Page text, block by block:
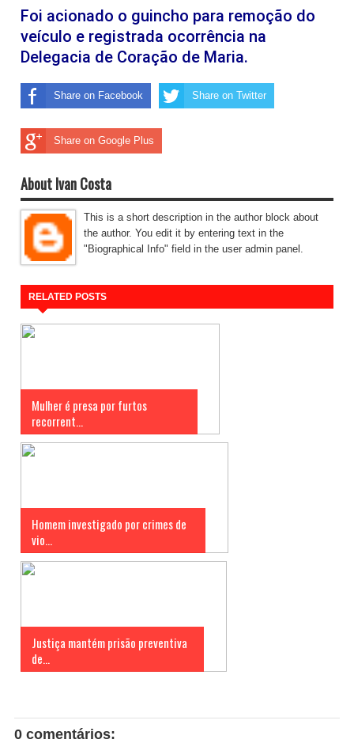
Foi acionado o guincho para remoção do
veículo e registrada ocorrência na
Delegacia de Coração de Maria.
Share on Facebook Share on Twitter
Share on Google Plus
About Ivan Costa
This is a short description in the author block about
the author. You edit it by entering text in the
"Biographical Info" field in the user admin panel.
RELATED POSTS
Mulher é presa por furtos
recorrent...
Homem investigado por crimes de
vio...
Justiça mantém prisão preventiva
de...
0 comentários: